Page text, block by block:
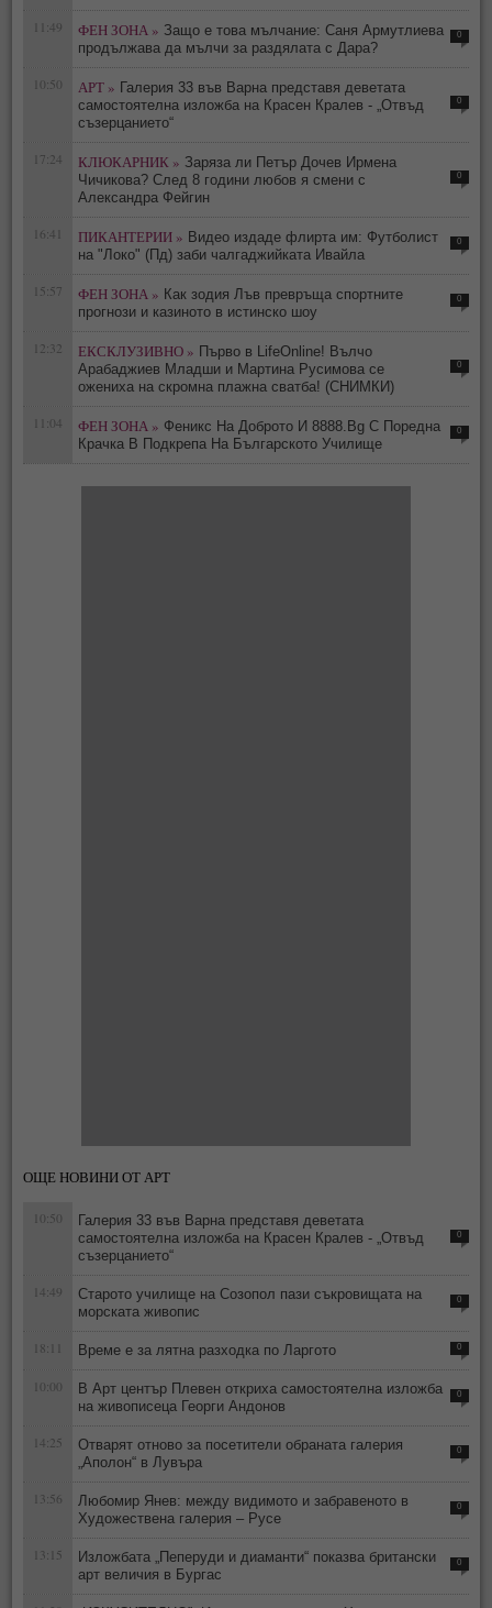
11:49 ФЕН ЗОНА » Защо е това мълчание: Саня Армутлиева
продължава да мълчи за раздялата с Дара?
0
10:50 АРТ » Галерия 33 във Варна представя деветата
самостоятелна изложба на Красен Кралев - „Отвъд
съзерцанието“
0
17:24 КЛЮКАРНИК » Заряза ли Петър Дочев Ирмена
Чичикова? След 8 години любов я смени с
Александра Фейгин
0
16:41 ПИКАНТЕРИИ » Видео издаде флирта им: Футболист
на "Локо" (Пд) заби чалгаджийката Ивайла
0
15:57 ФЕН ЗОНА » Как зодия Лъв превръща спортните
прогнози и казиното в истинско шоу
0
12:32 ЕКСКЛУЗИВНО » Първо в LifeOnline! Вълчо
Арабаджиев Младши и Мартина Русимова сe
oжениха на скромна плажна сватба! (СНИМКИ)
0
11:04 ФЕН ЗОНА » Феникс На Доброто И 8888.Bg С Поредна
Крачка В Подкрепа На Българското Училище
0
ОЩЕ НОВИНИ ОТ АРТ
10:50
Галерия 33 във Варна представя деветата
самостоятелна изложба на Красен Кралев - „Отвъд
съзерцанието“
0
14:49
Старото училище на Созопол пази съкровищата на
морската живопис
0
18:11 Време е за лятна разходка по Ларгото 0
10:00
В Арт център Плевен откриха самостоятелна изложба
на живописеца Георги Андонов
0
14:25
Отварят отново за посетители обраната галерия
„Аполон“ в Лувъра
0
13:56
Любомир Янев: между видимото и забравеното в
Художествена галерия – Русе
0
13:15
Изложбата „Пеперуди и диаманти“ показва британски
арт величия в Бургас
0